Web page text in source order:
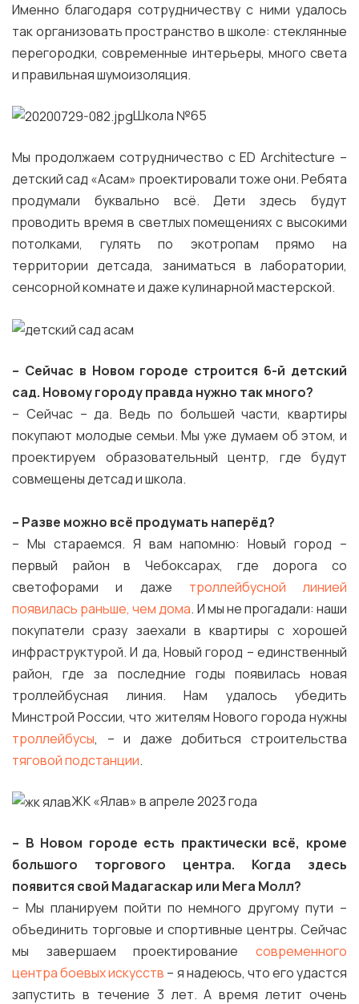
Именно благодаря сотрудничеству с ними удалось
так организовать пространство в школе: стеклянные
перегородки, современные интерьеры, много света
и правильная шумоизоляция.
Школа №65
Мы продолжаем сотрудничество с ED Architecture –
детский сад «Асам» проектировали тоже они. Ребята
продумали буквально всё. Дети здесь будут
проводить время в светлых помещениях с высокими
потолками, гулять по экотропам прямо на
территории детсада, заниматься в лаборатории,
сенсорной комнате и даже кулинарной мастерской.
– Сейчас в Новом городе строится 6-й детский
сад. Новому городу правда нужно так много?
– Сейчас – да. Ведь по большей части, квартиры
покупают молодые семьи. Мы уже думаем об этом, и
проектируем образовательный центр, где будут
совмещены детсад и школа.
– Разве можно всё продумать наперёд?
– Мы стараемся. Я вам напомню: Новый город –
первый район в Чебоксарах, где дорога со
светофорами и даже троллейбусной линией
появилась раньше, чем дома. И мы не прогадали: наши
покупатели сразу заехали в квартиры с хорошей
инфраструктурой. И да, Новый город – единственный
район, где за последние годы появилась новая
троллейбусная линия. Нам удалось убедить
Минстрой России, что жителям Нового города нужны
троллейбусы, – и даже добиться строительства
тяговой подстанции.
ЖК «Ялав» в апреле 2023 года
– В Новом городе есть практически всё, кроме
большого торгового центра. Когда здесь
появится свой Мадагаскар или Мега Молл?
– Мы планируем пойти по немного другому пути –
объединить торговые и спортивные центры. Сейчас
мы завершаем проектирование современного
центра боевых искусств – я надеюсь, что его удастся
запустить в течение 3 лет. А время летит очень